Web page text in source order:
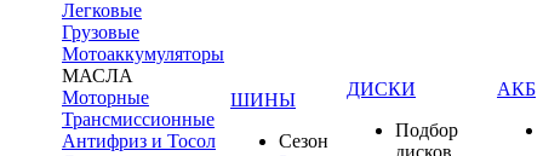
Легковые
Грузовые
Мотоаккумуляторы
МАСЛА
Моторные
Трансмиссионные
Антифриз и Тосол
ШИНЫ
Сезон
ДИСКИ
Подбор
дисков
АКБ